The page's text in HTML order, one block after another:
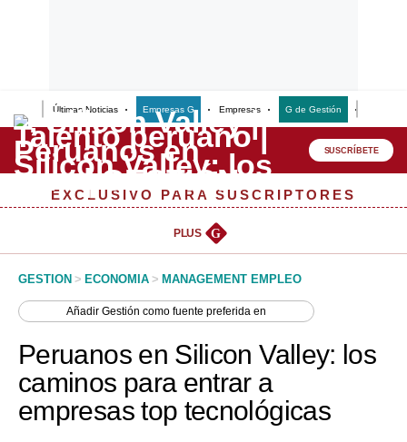
Últimas Noticias Empresas G Empresas G de Gestión
Lo último
Peru Quiosco
Management & Empleo
Perú
Política
SUSCRÍBETE
EXCLUSIVO PARA SUSCRIPTORES
PLUS G
GESTION > ECONOMIA > MANAGEMENT EMPLEO
AñadirGestión como fuente preferida en
Peruanos en Silicon Valley: los
caminos para entrar a
empresas top tecnológicas